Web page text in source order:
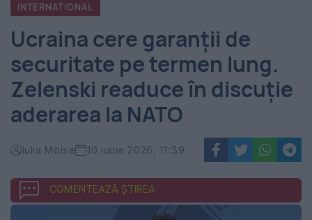
România
-
Evenimentul
Zilei
INTERNATIONAL
Ucraina cere garanții de
securitate pe termen lung.
Zelenski readuce în discuție
aderarea la NATO
Iulia Moise 10 iunie 2026, 11:39
COMENTEAZĂ ȘTIREA